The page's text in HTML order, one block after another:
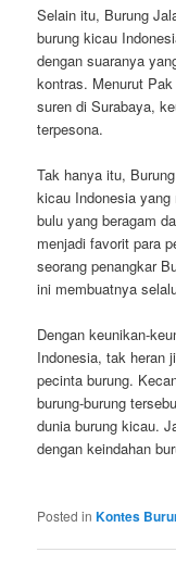
Selain itu, Burung
burung kicau
dengan suaranya
kontras. Menurut
suren di Surabaya,
terpesona.
Tak hanya itu,
kicau Indonesia
bulu yang beragam
menjadi favorit para
seorang penangkar
ini membuatnya
Dengan keunikan-
Indonesia, tak heran
pecinta burung.
burung-burung
dunia burung kicau.
dengan keindahan
Posted in Kontes